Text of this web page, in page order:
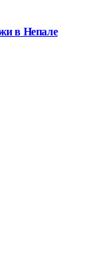
в Непале